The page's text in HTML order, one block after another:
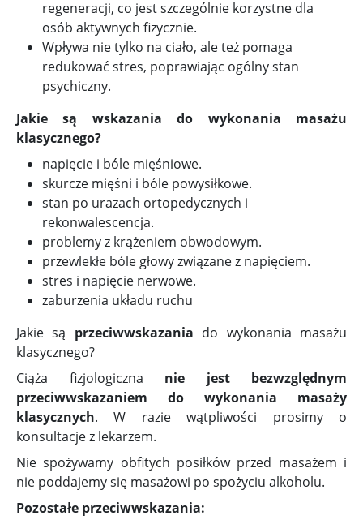
regeneracji, co jest szczególnie korzystne dla
osób aktywnych fizycznie.
Wpływa nie tylko na ciało, ale też pomaga
redukować stres, poprawiając ogólny stan
psychiczny.
Jakie są wskazania do wykonania masażu
klasycznego?
napięcie i bóle mięśniowe.
skurcze mięśni i bóle powysiłkowe.
stan po urazach ortopedycznych i
rekonwalescencja.
problemy z krążeniem obwodowym.
przewlekłe bóle głowy związane z napięciem.
stres i napięcie nerwowe.
zaburzenia układu ruchu
Jakie są przeciwwskazania do wykonania masażu
klasycznego?
Ciąża fizjologiczna nie jest bezwzględnym
przeciwwskazaniem do wykonania masaży
klasycznych. W razie wątpliwości prosimy o
konsultacje z lekarzem.
Nie spożywamy obfitych posiłków przed masażem i
nie poddajemy się masażowi po spożyciu alkoholu.
Pozostałe przeciwwskazania: